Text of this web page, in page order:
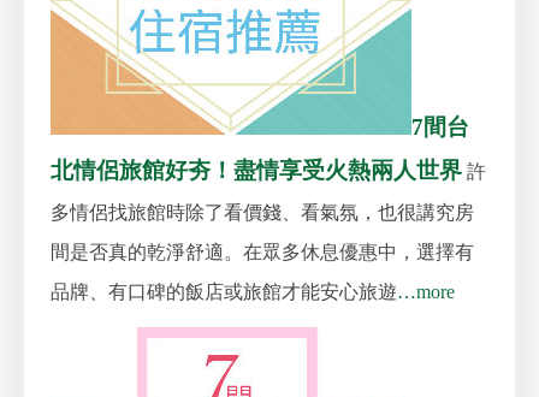
7間台
北情侶旅館好夯！盡情享受火熱兩人世界 許
多情侶找旅館時除了看價錢、看氣氛，也很講究房
間是否真的乾淨舒適。在眾多休息優惠中，選擇有
品牌、有口碑的飯店或旅館才能安心旅遊…more